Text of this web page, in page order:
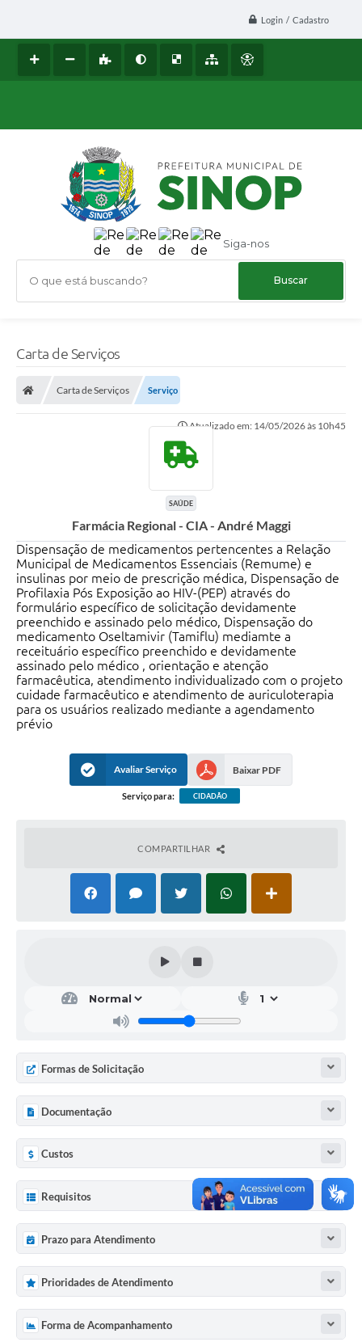
Login / Cadastro
Siga-nos
O que está buscando?
Carta de Serviços
Carta de Serviços Serviço
Atualizado em: 14/05/2026 às 10h45
SAÚDE
Farmácia Regional - CIA - André Maggi
Dispensação de medicamentos pertencentes a Relação
Municipal de Medicamentos Essenciais (Remume) e
insulinas por meio de prescrição médica, Dispensação de
Profilaxia Pós Exposição ao HIV-(PEP) através do
formulário específico de solicitação devidamente
preenchido e assinado pelo médico, Dispensação do
medicamento Oseltamivir (Tamiflu) mediamte a
receituário específico preenchido e devidamente
assinado pelo médico , orientação e atenção
farmacêutica, atendimento individualizado com o projeto
cuidade farmacêutico e atendimento de auriculoterapia
para os usuários realizado mediante a agendamento
prévio
Avaliar Serviço Baixar PDF
Serviço para: CIDADÃO
COMPARTILHAR
Formas de Solicitação
Documentação
Custos
Requisitos
Prazo para Atendimento
Prioridades de Atendimento
Forma de Acompanhamento